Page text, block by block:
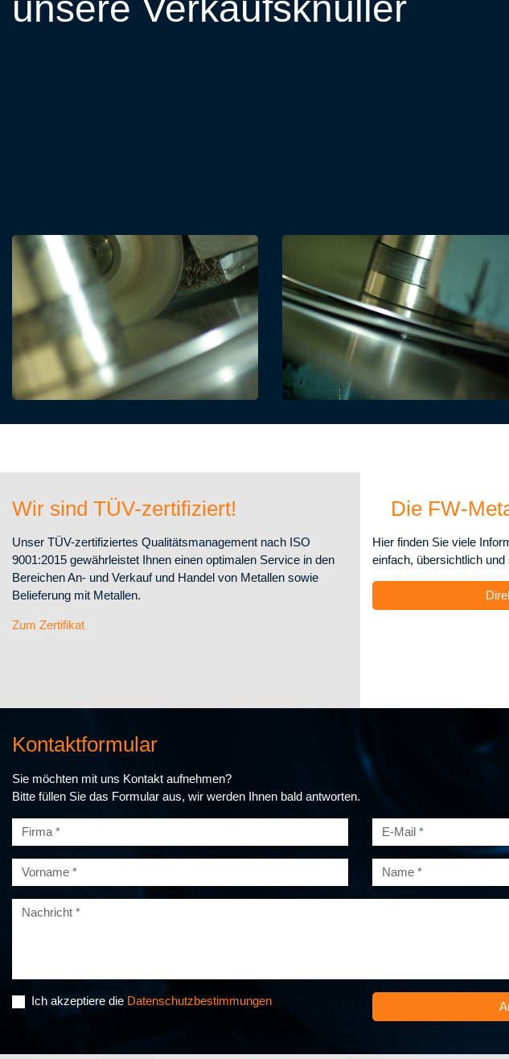
Wir sind TÜV-zertifiziert!
Unser TÜV-zertifiziertes Qualitätsmanagement nach ISO
9001:2015 gewährleistet Ihnen einen optimalen Service in den
Bereichen An- und Verkauf und Handel von Metallen sowie
Belieferung mit Metallen.
Zum Zertifikat
Die FW-
Hier finden Sie viele
einfach, übersichtlich
Kontaktformular
Sie möchten mit uns Kontakt aufnehmen?
Bitte füllen Sie das Formular aus, wir werden Ihnen bald antworten.
Ich akzeptiere die Datenschutzbestimmungen